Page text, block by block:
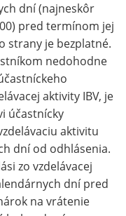
dní (najneskôr
pred termínom jej
strany je bezplatné.
nedohodne
aktivity IBV, je
účastnícky
aktivitu
dní od odhlásenia.
zo vzdelávacej
dní pred
na vrátenie